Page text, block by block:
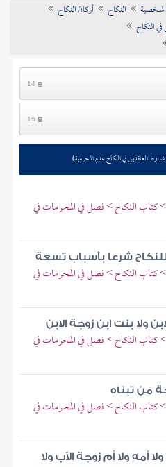
شخصية النكاح
أركان النكاح
النكاح
14
15
العاقدين في النكاح عدم المحرمية)
> كتاب النكاح > فصل في المحرمات في
للنكاح شرعا بأسباب تسعة
> كتاب النكاح > فصل في المحرمات في
ولا بنت ابن زوجة الابن
> كتاب النكاح > فصل في المحرمات في
من تبناه
> كتاب النكاح > فصل في المحرمات في
أمه ولا أم زوجة الأب ولا